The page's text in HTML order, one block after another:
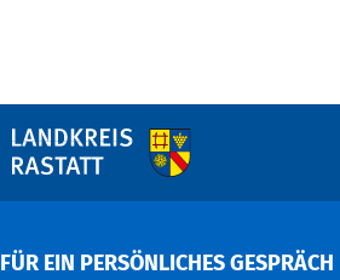
FÜR EIN PERSÖNLICHES